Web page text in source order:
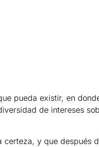
pueda existir, en
de intereses
y que